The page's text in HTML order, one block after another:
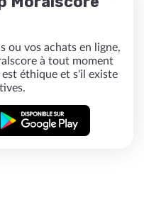
ou vos achats en ligne,
à tout moment
éthique et s'il existe